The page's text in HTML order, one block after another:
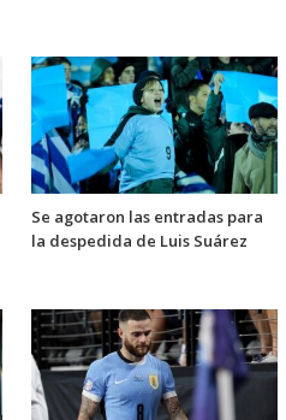
Se agotaron las entradas para
la despedida de Luis Suárez